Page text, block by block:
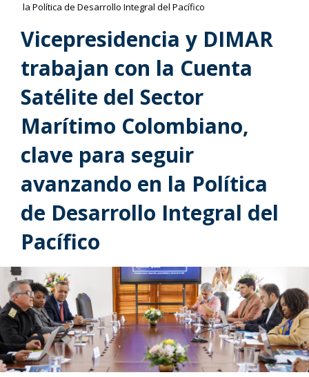
navegación
la Política de Desarrollo Integral del Pacífico
Vicepresidencia y DIMAR
trabajan con la Cuenta
Satélite del Sector
Marítimo Colombiano,
clave para seguir
avanzando en la Política
de Desarrollo Integral del
Pacífico